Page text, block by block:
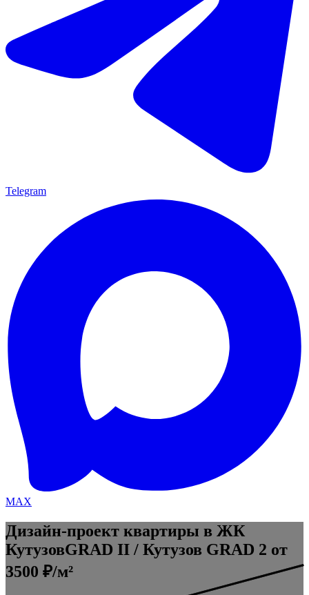
Telegram
MAX
Дизайн-проект квартиры в ЖК
КутузовGRAD II / Кутузов GRAD 2 от
3500 ₽/м²